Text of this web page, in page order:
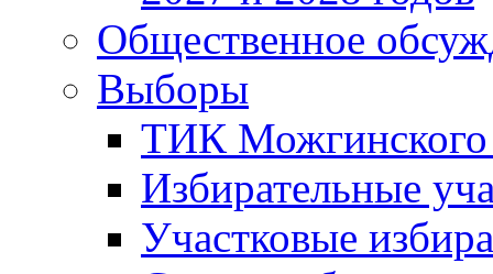
Общественное
Выборы
ТИК Можгинского
Избирательные
Участковые